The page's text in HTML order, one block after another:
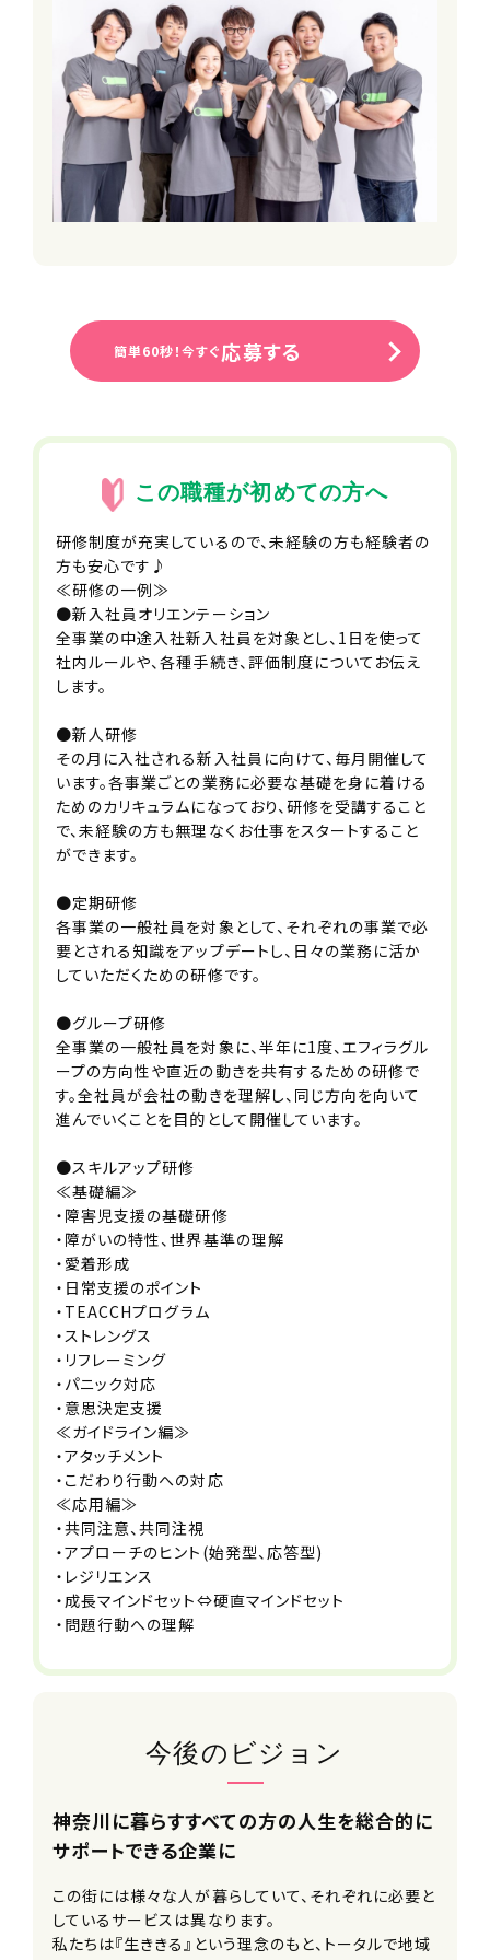
■自社保育園無料利用制度
※一部時間無料対象外・空きがない場
合あり
■バレンタイン・お歳暮・お中元等贈り
物禁止ルール
■パワハラ禁止ルール
■職場相談窓口
■社会保険完備（雇用・労災・健康・厚
生年金）
雇用保険
労災保険
厚生年金保険
全社全面禁煙
試用期間
6ヶ月（条件変更なし）
契約期間
無期
※定年66歳
休日・休暇
■シフト制／月8～10日休み
■年末年始休み
■有給休暇（法定通り）
■年末年始
■育児休業
■介護休業
■特別休暇（慶弔休暇を含む）
【必須】
・児童指導員任用資格
・普通自動車運転免許（AT限定可）
【歓迎】
・児童発達支援管理責任者
・社会福祉士
・理学療法士
・作業療法士
・言語聴覚士
・心理学部卒業
※児童指導員任用資格とは
下記のいずれかに該当する方
(1)大学４年制卒で社会福祉・教育・社
会の何れかの学部・学科卒業
(2)児童福祉事業に２年以上在籍かつ
３６０日以上従事した方
(3)社会福祉士、精神保健福祉士・教員
免許（幼／小／中／高）いずれかの所
持者
採用プロセス
ご応募⇒一次面接(オンライン可)⇒二
次面接⇒内定
業所の見学もご案内しております。
オンラインまたはエフィラグループ本社
受付担当者
URL
簡単60秒！今すぐ応募する
この職種が初めての方へ
研修制度が充実しているので、未経験の方も経験者の
方も安心です♪
≪研修の一例≫
●新入社員オリエンテーション
全事業の中途入社新入社員を対象とし、1日を使って
社内ルールや、各種手続き、評価制度についてお伝え
します。
●新人研修
その月に入社される新入社員に向けて、毎月開催して
います。各事業ごとの業務に必要な基礎を身に着ける
ためのカリキュラムになっており、研修を受講すること
で、未経験の方も無理なくお仕事をスタートすること
ができます。
●定期研修
各事業の一般社員を対象として、それぞれの事業で必
要とされる知識をアップデートし、日々の業務に活か
していただくための研修です。
●グループ研修
全事業の一般社員を対象に、半年に1度、エフィラグル
ープの方向性や直近の動きを共有するための研修で
す。全社員が会社の動きを理解し、同じ方向を向いて
進んでいくことを目的として開催しています。
●スキルアップ研修
≪基礎編≫
・障害児支援の基礎研修
・障がいの特性、世界基準の理解
・愛着形成
・日常支援のポイント
・TEACCHプログラム
・ストレングス
・リフレーミング
・パニック対応
・意思決定支援
≪ガイドライン編≫
・アタッチメント
・こだわり行動への対応
≪応用編≫
・共同注意、共同注視
・アプローチのヒント(始発型、応答型)
・レジリエンス
・成長マインドセット⇔硬直マインドセット
・問題行動への理解
今後のビジョン
神奈川に暮らすすべての方の人生を総合的に
サポートできる企業に
この街には様々な人が暮らしていて、それぞれに必要と
しているサービスは異なります。
私たちは『生ききる』という理念のもと、トータルで地域